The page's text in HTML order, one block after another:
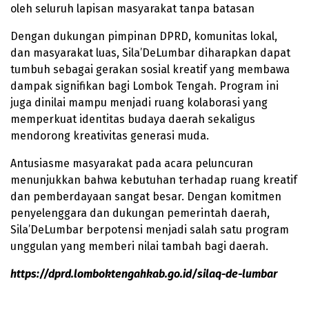
oleh seluruh lapisan masyarakat tanpa batasan
Dengan dukungan pimpinan DPRD, komunitas lokal,
dan masyarakat luas, Sila’DeLumbar diharapkan dapat
tumbuh sebagai gerakan sosial kreatif yang membawa
dampak signifikan bagi Lombok Tengah. Program ini
juga dinilai mampu menjadi ruang kolaborasi yang
memperkuat identitas budaya daerah sekaligus
mendorong kreativitas generasi muda.
Antusiasme masyarakat pada acara peluncuran
menunjukkan bahwa kebutuhan terhadap ruang kreatif
dan pemberdayaan sangat besar. Dengan komitmen
penyelenggara dan dukungan pemerintah daerah,
Sila’DeLumbar berpotensi menjadi salah satu program
unggulan yang memberi nilai tambah bagi daerah.
https://dprd.lomboktengahkab.go.id/silaq-de-lumbar